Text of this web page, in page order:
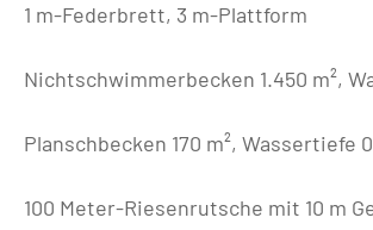
1 m-Federbrett, 3 m-Plattform
Nichtschwimmerbecken 1.450 m²,
Planschbecken 170 m², Wassertiefe
100 Meter-Riesenrutsche mit 10 m